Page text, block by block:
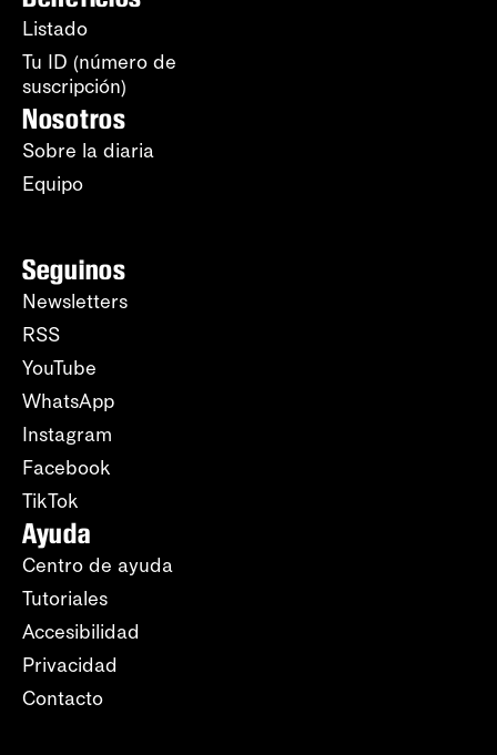
Listado
Tu ID (número de
suscripción)
Nosotros
Sobre la diaria
Equipo
Seguinos
Newsletters
RSS
YouTube
WhatsApp
Instagram
Facebook
TikTok
Ayuda
Centro de ayuda
Tutoriales
Accesibilidad
Privacidad
Contacto